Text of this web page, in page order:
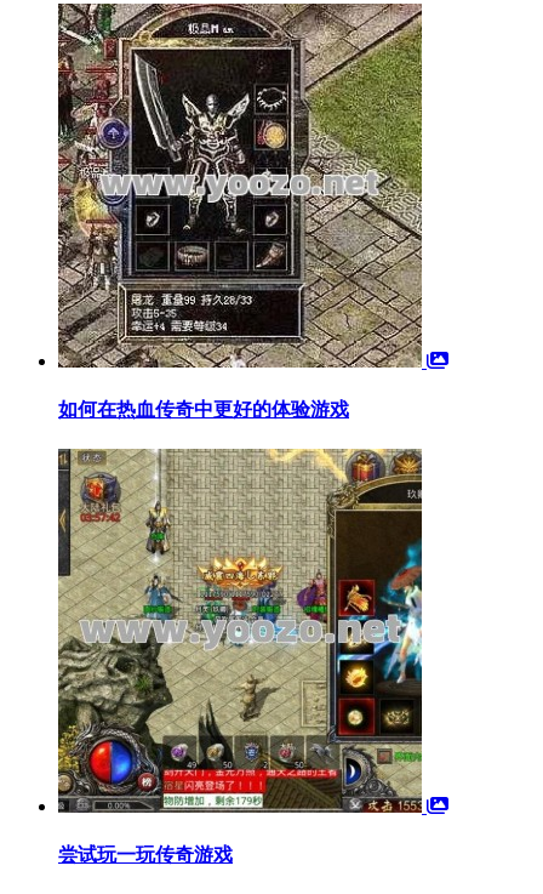
如何在热血传奇中更好的体验游戏
尝试玩一玩传奇游戏